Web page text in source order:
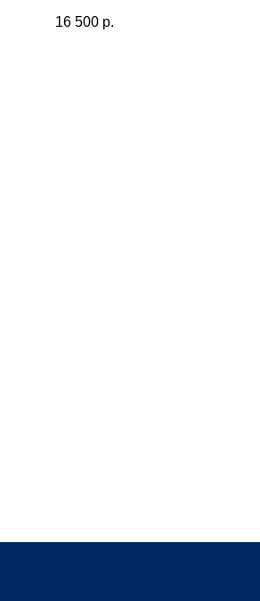
внутри помещения, на деревянной
16 500 р.